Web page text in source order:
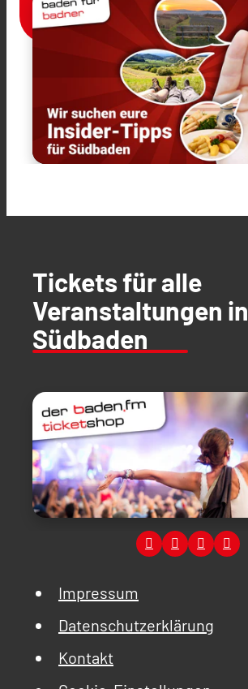
Tickets für alle
Veranstaltungen in
Südbaden
Impressum
Datenschutzerklärung
Kontakt